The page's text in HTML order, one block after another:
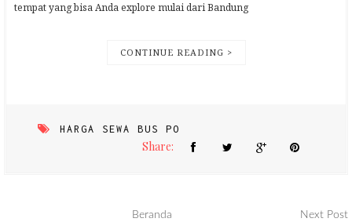
tempat yang bisa Anda explore mulai dari Bandung
CONTINUE READING >
HARGA SEWA BUS PO
Share:
Beranda Next Post